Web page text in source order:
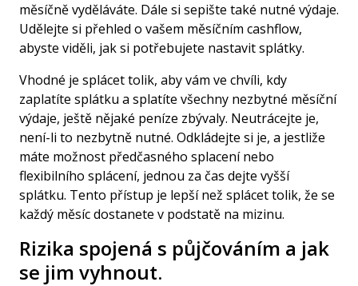
měsíčně vyděláváte. Dále si sepište také nutné výdaje.
Udělejte si přehled o vašem měsíčním cashflow,
abyste viděli, jak si potřebujete nastavit splátky.
Vhodné je splácet tolik, aby vám ve chvíli, kdy
zaplatíte splátku a splatíte všechny nezbytné měsíční
výdaje, ještě nějaké peníze zbývaly. Neutrácejte je,
není-li to nezbytně nutné. Odkládejte si je, a jestliže
máte možnost předčasného splacení nebo
flexibilního splácení, jednou za čas dejte vyšší
splátku. Tento přístup je lepší než splácet tolik, že se
každý měsíc dostanete v podstatě na mizinu.
Rizika spojená s půjčováním a jak
se jim vyhnout.